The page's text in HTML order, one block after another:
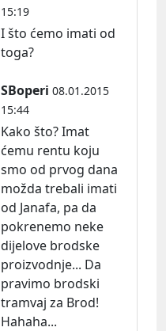
15:19
I što ćemo imati od
toga?
SBoperi 08.01.2015
15:44
Kako što? Imat
ćemu rentu koju
smo od prvog dana
možda trebali imati
od Janafa, pa da
pokrenemo neke
dijelove brodske
proizvodnje... Da
pravimo brodski
tramvaj za Brod!
Hahaha...